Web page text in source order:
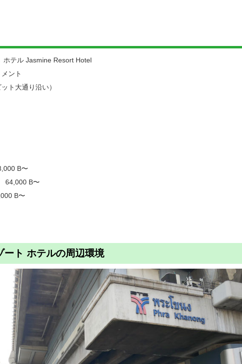
ホテル Jasmine Resort Hotel
ント
ト大通り沿い）
B〜
64,000 B〜
B〜
ート ホテルの周辺環境